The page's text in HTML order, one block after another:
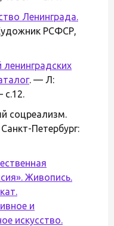
Ленинграда.
РСФСР,
. — Л:
соцреализм.
Петербург:
Живопись.
и
искусство.